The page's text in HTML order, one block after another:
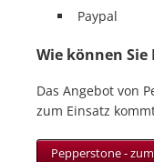
Paypal
Wie können
Das Angebot von
zum Einsatz
Pepperstone -